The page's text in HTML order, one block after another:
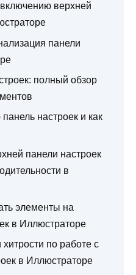
верхней
панели
полный обзор
настроек и как
панели настроек
в
элементы на
в Иллюстраторе
по работе с
в Иллюстраторе